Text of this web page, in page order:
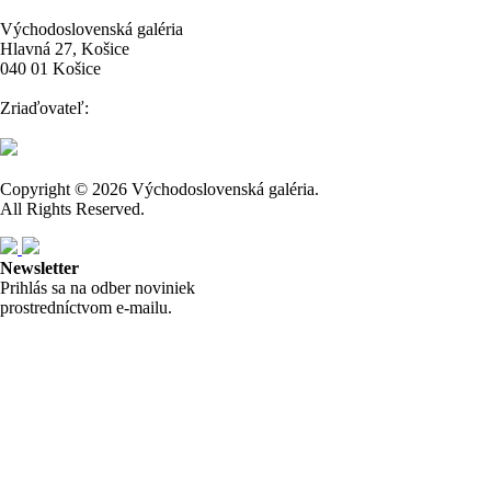
Východoslovenská galéria
Hlavná 27, Košice
040 01 Košice
Zriaďovateľ:
Copyright © 2026 Východoslovenská galéria.
All Rights Reserved.
Newsletter
Prihlás sa na odber noviniek
prostredníctvom e-mailu.